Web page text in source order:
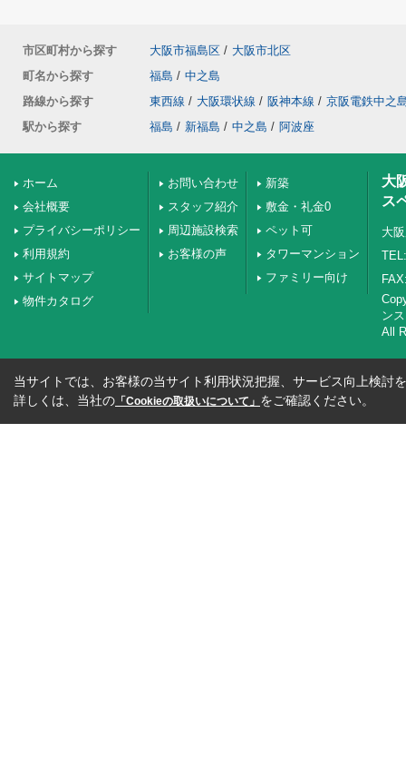
市区町村から探す 大阪市福島区 / 大阪市北区
町名から探す
福島 / 中之島
路線から探す
東西線 / 大阪環状線 / 阪神本線 / 京阪電鉄中之
駅から探す
福島 / 新福島 / 中之島 / 阿波座
ホーム
会社概要
プライバシーポリシー
利用規約
サイトマップ
物件カタログ
お問い合わせ
スタッフ紹介
周辺施設検索
お客様の声
新築
敷金・礼金0
ペット可
タワーマンション
ファミリー向け
大
ス
大
ンス
All
当サイトでは、お客様の当サイト利用状況把握、サービス向上検討
詳しくは、当社の 「Cookieの取扱いについて」 をご確認ください。